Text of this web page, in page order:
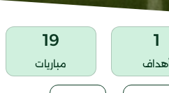
1
19
مباريات